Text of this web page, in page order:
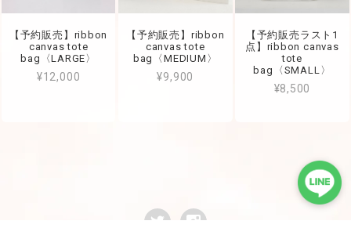
【予約販売】ribbon
canvas tote
bag〈LARGE〉
¥12,000
【予約販売】ribbon
canvas tote
bag〈MEDIUM〉
¥9,900
【予約販売ラスト1
点】ribbon canvas
tote
bag〈SMALL〉
¥8,500